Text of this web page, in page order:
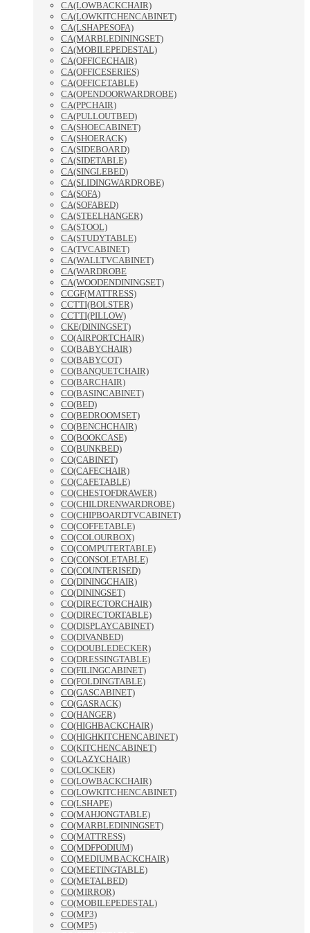
CA(LOWBACKCHAIR)
CA(LOWKITCHENCABINET)
CA(LSHAPESOFA)
CA(MARBLEDININGSET)
CA(MOBILEPEDESTAL)
CA(OFFICECHAIR)
CA(OFFICESERIES)
CA(OFFICETABLE)
CA(OPENDOORWARDROBE)
CA(PPCHAIR)
CA(PULLOUTBED)
CA(SHOECABINET)
CA(SHOERACK)
CA(SIDEBOARD)
CA(SIDETABLE)
CA(SINGLEBED)
CA(SLIDINGWARDROBE)
CA(SOFA)
CA(SOFABED)
CA(STEELHANGER)
CA(STOOL)
CA(STUDYTABLE)
CA(TVCABINET)
CA(WALLTVCABINET)
CA(WARDROBE
CA(WOODENDININGSET)
CCGF(MATTRESS)
CCTTI(BOLSTER)
CCTTI(PILLOW)
CKE(DININGSET)
CO(AIRPORTCHAIR)
CO(BABYCHAIR)
CO(BABYCOT)
CO(BANQUETCHAIR)
CO(BARCHAIR)
CO(BASINCABINET)
CO(BED)
CO(BEDROOMSET)
CO(BENCHCHAIR)
CO(BOOKCASE)
CO(BUNKBED)
CO(CABINET)
CO(CAFECHAIR)
CO(CAFETABLE)
CO(CHESTOFDRAWER)
CO(CHILDRENWARDROBE)
CO(CHIPBOARDTVCABINET)
CO(COFFETABLE)
CO(COLOURBOX)
CO(COMPUTERTABLE)
CO(CONSOLETABLE)
CO(COUNTERISED)
CO(DININGCHAIR)
CO(DININGSET)
CO(DIRECTORCHAIR)
CO(DIRECTORTABLE)
CO(DISPLAYCABINET)
CO(DIVANBED)
CO(DOUBLEDECKER)
CO(DRESSINGTABLE)
CO(FILINGCABINET)
CO(FOLDINGTABLE)
CO(GASCABINET)
CO(GASRACK)
CO(HANGER)
CO(HIGHBACKCHAIR)
CO(HIGHKITCHENCABINET)
CO(KITCHENCABINET)
CO(LAZYCHAIR)
CO(LOCKER)
CO(LOWBACKCHAIR)
CO(LOWKITCHENCABINET)
CO(LSHAPE)
CO(MAHJONGTABLE)
CO(MARBLEDININGSET)
CO(MATTRESS)
CO(MDFPODIUM)
CO(MEDIUMBACKCHAIR)
CO(MEETINGTABLE)
CO(METALBED)
CO(MIRROR)
CO(MOBILEPEDESTAL)
CO(MP3)
CO(MP5)